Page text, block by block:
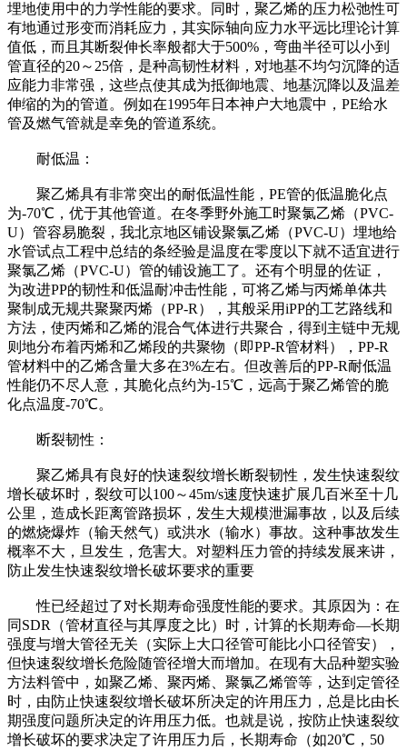
埋地使用中的力学性能的要求。同时，聚乙烯的压力松弛性可
有地通过形变而消耗应力，其实际轴向应力水平远比理论计算
值低，而且其断裂伸长率般都大于500%，弯曲半径可以小到
管直径的20～25倍，是种高韧性材料，对地基不均匀沉降的适
应能力非常强，这些点使其成为抵御地震、地基沉降以及温差
伸缩的为的管道。例如在1995年日本神户大地震中，PE给水
管及燃气管就是幸免的管道系统。
耐低温：
聚乙烯具有非常突出的耐低温性能，PE管的低温脆化点
为-70℃，优于其他管道。在冬季野外施工时聚氯乙烯（PVC-
U）管容易脆裂，我北京地区铺设聚氯乙烯（PVC-U）埋地给
水管试点工程中总结的条经验是温度在零度以下就不适宜进行
聚氯乙烯（PVC-U）管的铺设施工了。还有个明显的佐证，
为改进PP的韧性和低温耐冲击性能，可将乙烯与丙烯单体共
聚制成无规共聚聚丙烯（PP-R），其般采用iPP的工艺路线和
方法，使丙烯和乙烯的混合气体进行共聚合，得到主链中无规
则地分布着丙烯和乙烯段的共聚物（即PP-R管材料），PP-R
管材料中的乙烯含量大多在3%左右。但改善后的PP-R耐低温
性能仍不尽人意，其脆化点约为-15℃，远高于聚乙烯管的脆
化点温度-70℃。
断裂韧性：
聚乙烯具有良好的快速裂纹增长断裂韧性，发生快速裂纹
增长破坏时，裂纹可以100～45m/s速度快速扩展几百米至十几
公里，造成长距离管路损坏，发生大规模泄漏事故，以及后续
的燃烧爆炸（输天然气）或洪水（输水）事故。这种事故发生
概率不大，旦发生，危害大。对塑料压力管的持续发展来讲，
防止发生快速裂纹增长破坏要求的重要
性已经超过了对长期寿命强度性能的要求。其原因为：在
同SDR（管材直径与其厚度之比）时，计算的长期寿命—长期
强度与增大管径无关（实际上大口径管可能比小口径管安），
但快速裂纹增长危险随管径增大而增加。在现有大品种塑实验
方法料管中，如聚乙烯、聚丙烯、聚氯乙烯管等，达到定管径
时，由防止快速裂纹增长破坏所决定的许用压力，总是比由长
期强度问题所决定的许用压力低。也就是说，按防止快速裂纹
增长破坏的要求决定了许用压力后，长期寿命（如20℃，50